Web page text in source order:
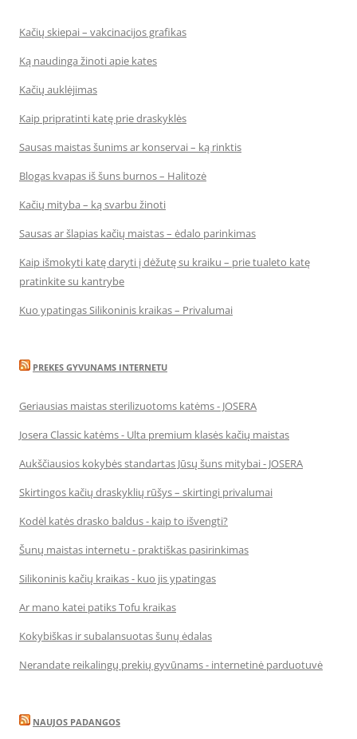
Kačių skiepai – vakcinacijos grafikas
Ką naudinga žinoti apie kates
Kačių auklėjimas
Kaip pripratinti katę prie draskyklės
Sausas maistas šunims ar konservai – ką rinktis
Blogas kvapas iš šuns burnos – Halitozė
Kačių mityba – ką svarbu žinoti
Sausas ar šlapias kačių maistas – ėdalo parinkimas
Kaip išmokyti katę daryti į dėžutę su kraiku – prie tualeto katę
pratinkite su kantrybe
Kuo ypatingas Silikoninis kraikas – Privalumai
PREKES GYVUNAMS INTERNETU
Geriausias maistas sterilizuotoms katėms - JOSERA
Josera Classic katėms - Ulta premium klasės kačių maistas
Aukščiausios kokybės standartas Jūsų šuns mitybai - JOSERA
Skirtingos kačių draskyklių rūšys – skirtingi privalumai
Kodėl katės drasko baldus - kaip to išvengti?
Šunų maistas internetu - praktiškas pasirinkimas
Silikoninis kačių kraikas - kuo jis ypatingas
Ar mano katei patiks Tofu kraikas
Kokybiškas ir subalansuotas šunų ėdalas
Nerandate reikalingų prekių gyvūnams - internetinė parduotuvė
NAUJOS PADANGOS